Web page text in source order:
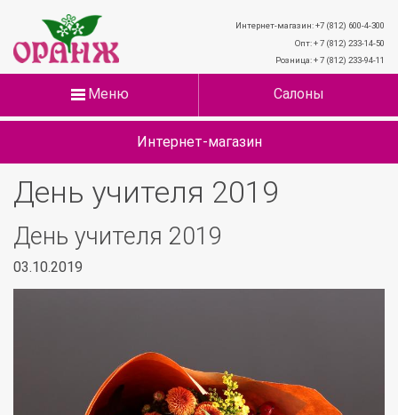
Интернет-магазин: +7 (812) 600-4-300
Опт: + 7 (812) 233-14-50
Розница: + 7 (812) 233-94-11
Меню Салоны
Интернет-магазин
День учителя 2019
День учителя 2019
03.10.2019